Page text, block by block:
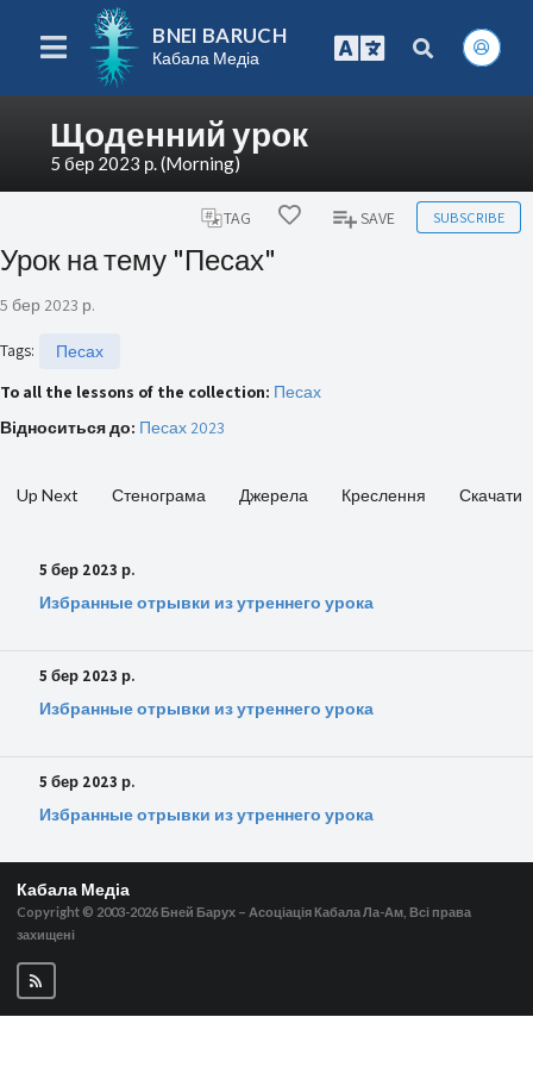
BNEI BARUCH
Кабала Медіа
Щоденний урок
5 бер 2023 р. (Morning)
TAG SAVE SUBSCRIBE
Урок на тему "Песах"
5 бер 2023 р.
Tags:
Песах
To all the lessons of the collection: Песах
Відноситься до: Песах 2023
Up Next Стенограма Джерела Креслення Скачати
5 бер 2023 р.
Избранные отрывки из утреннего урока
5 бер 2023 р.
Избранные отрывки из утреннего урока
5 бер 2023 р.
Избранные отрывки из утреннего урока
Кабала Медіа
Copyright © 2003-2026 Бней Барух – Асоціація Кабала Ла-Ам, Всі права
захищені